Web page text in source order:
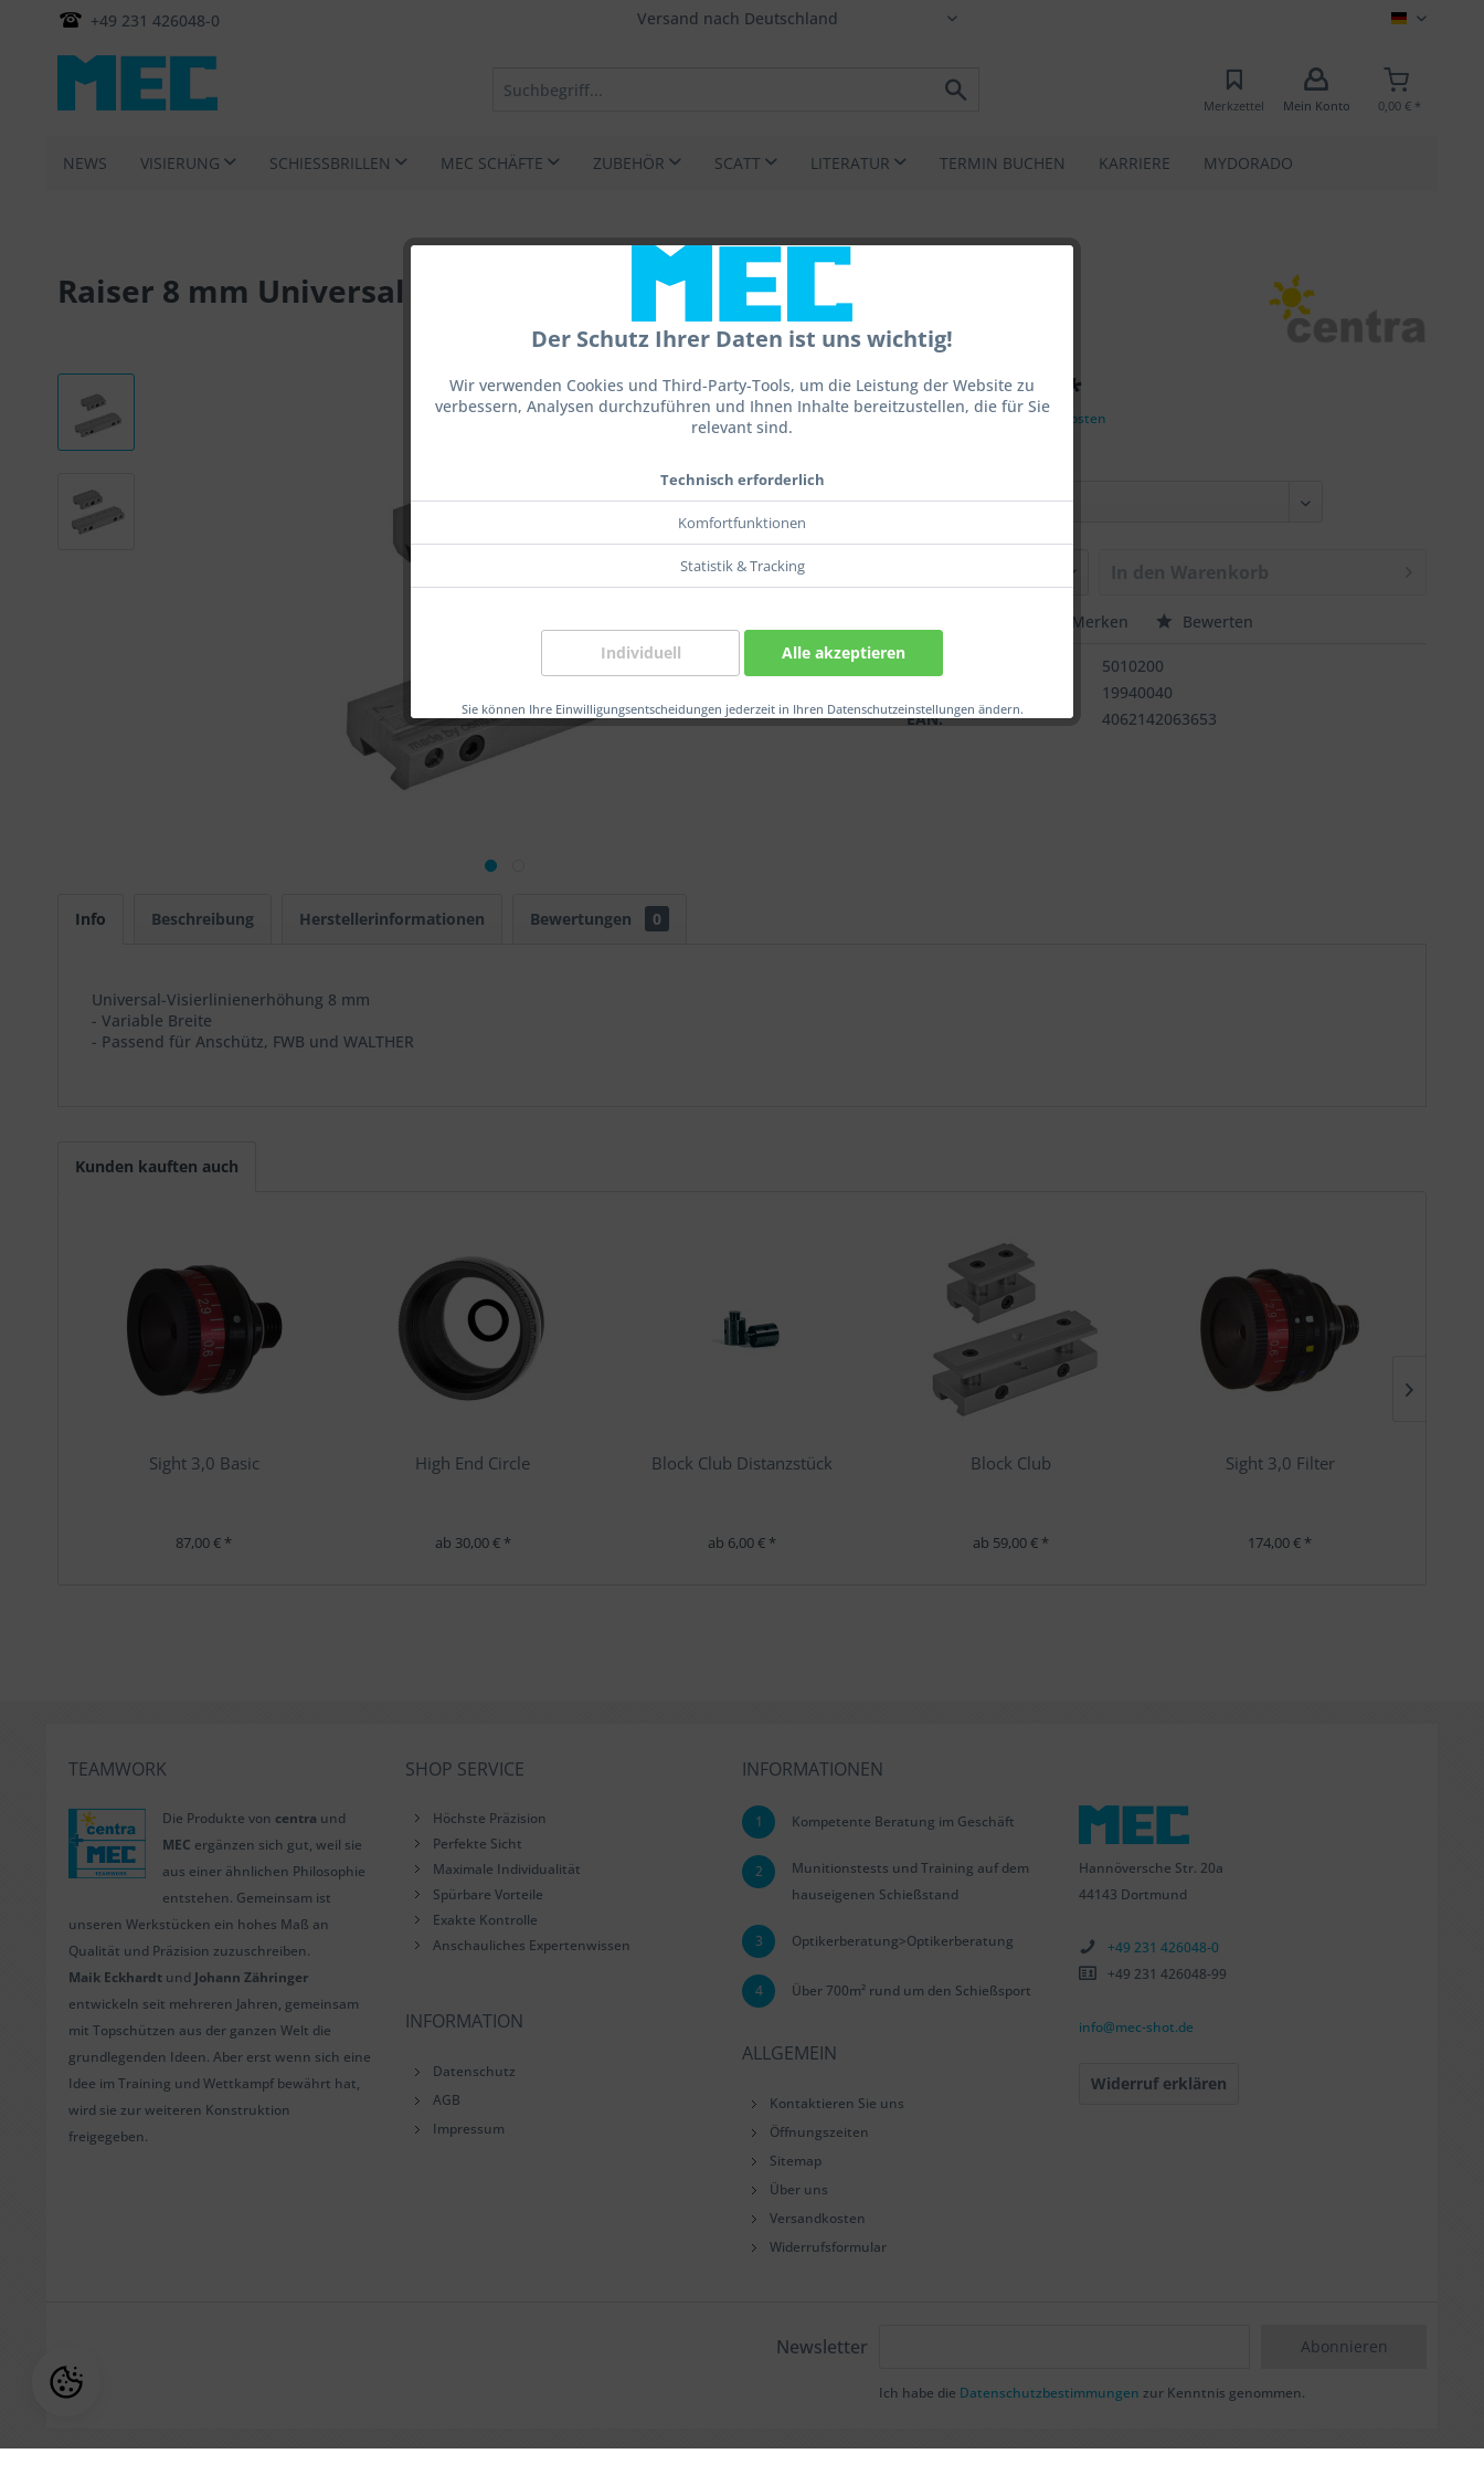
+49 231 426048-0 MEC
Merkzettel Mein Konto 0,00 € *
NEWS VISIERUNG SCHIESSBRILLEN MEC SCHÄFTE ZUBEHÖR SCATT LITERATUR TERMIN BUCHEN KARRIERE MYDORADO
Der Schutz Ihrer Daten ist uns wichtig!
Wir verwenden Cookies und Third-Party-Tools, um die Leistung der Website zu
verbessern, Analysen durchzuführen und Ihnen Inhalte bereitzustellen, die für Sie
relevant sind.
Technisch erforderlich
Komfortfunktionen
Statistik & Tracking
Individuell Alle akzeptieren
Sie können Ihre Einwilligungsentscheidungen jederzeit in Ihren Datenschutzeinstellungen ändern.
Raiser 8 mm Universal
ab 36,00 € *
inkl. MwSt.zzgl. Versandkosten
Merken Bewerten
5010200
19940040
EAN:
4062142063653
Info Beschreibung Herstellerinformationen Bewertungen 0
Universal-Visierlinienerhöhung 8 mm
- Variable Breite
- Passend für Anschütz, FWB und WALTHER
Kunden kauften auch
Sight 3,0 Basic
87,00 € *
High End Circle
ab 30,00 € *
Block Club Distanzstück
ab 6,00 € *
Block Club
ab 59,00 € *
Sight 3,0 Filter
174,00 € *
TEAMWORK
Die Produkte von centra und
MEC ergänzen sich gut, weil sie
aus einer ähnlichen Philosophie
entstehen. Gemeinsam ist
unseren Werkstücken ein hohes Maß an
Qualität und Präzision zuzuschreiben.
Maik Eckhardt und Johann Zähringer
entwickeln seit mehreren Jahren, gemeinsam
mit Topschützen aus der ganzen Welt die
grundlegenden Ideen. Aber erst wenn sich eine
Idee im Training und Wettkampf bewährt hat,
wird sie zur weiteren Konstruktion
freigegeben.
SHOP SERVICE
Höchste Präzision
Perfekte Sicht
Maximale Individualität
Spürbare Vorteile
Exakte Kontrolle
Anschauliches Expertenwissen
INFORMATION
Datenschutz
AGB
Impressum
INFORMATIONEN
1 Kompetente Beratung im Geschäft
2
Munitionstests und Training auf dem
hauseigenen Schießstand
3 Optikerberatung>Optikerberatung
4 Über 700m² rund um den Schießsport
ALLGEMEIN
Kontaktieren Sie uns
Öffnungszeiten
Sitemap
Über uns
Versandkosten
Widerrufsformular
Hannöversche Str. 20a
44143 Dortmund
+49 231 426048-0
+49 231 426048-99
info@mec-shot.de
Widerruf erklären
Newsletter Abonnieren
Ich habe die Datenschutzbestimmungen zur Kenntnis genommen.